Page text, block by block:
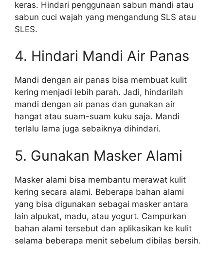
keras. Hindari penggunaan sabun mandi atau
sabun cuci wajah yang mengandung SLS atau
SLES.
4. Hindari Mandi Air Panas
Mandi dengan air panas bisa membuat kulit
kering menjadi lebih parah. Jadi, hindarilah
mandi dengan air panas dan gunakan air
hangat atau suam-suam kuku saja. Mandi
terlalu lama juga sebaiknya dihindari.
5. Gunakan Masker Alami
Masker alami bisa membantu merawat kulit
kering secara alami. Beberapa bahan alami
yang bisa digunakan sebagai masker antara
lain alpukat, madu, atau yogurt. Campurkan
bahan alami tersebut dan aplikasikan ke kulit
selama beberapa menit sebelum dibilas bersih.